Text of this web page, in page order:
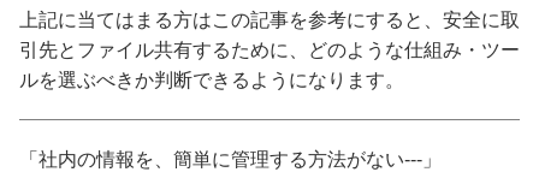
上記に当てはまる方はこの記事を参考にすると、安全に取
引先とファイル共有するために、どのような仕組み・ツー
ルを選ぶべきか判断できるようになります。
「社内の情報を、簡単に管理する方法がない---」